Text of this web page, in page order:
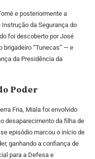
e posteriormente a
da Segurança do
foi descoberto por José
“Tunecas” — e
da Presidência da
Poder
Fria, Miala foi envolvido
desaparecimento da filha de
episódio marcou o início de
ganhando a confiança de
para a Defesa e